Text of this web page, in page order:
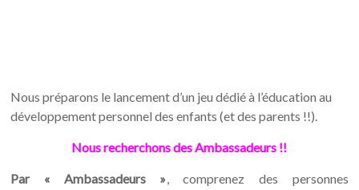
Nous préparons le lancement d’un jeu dédié à l’éducation au
développement personnel des enfants (et des parents !!).
Nous recherchons des Ambassadeurs !!
Par « Ambassadeurs », comprenez des personnes